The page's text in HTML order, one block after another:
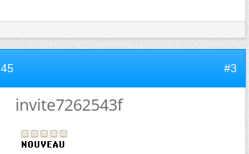
#3
invite7262543f